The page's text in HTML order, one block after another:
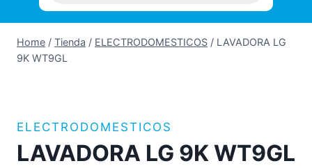
Home / Tienda / ELECTRODOMESTICOS / LAVADORA LG
9K WT9GL
ELECTRODOMESTICOS
LAVADORA LG 9K WT9GL